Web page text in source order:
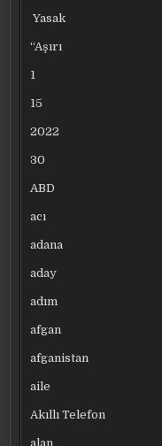
Yasak
“Aşırı
1
15
2022
30
ABD
acı
adana
aday
adım
afgan
afganistan
aile
Akıllı Telefon
alan